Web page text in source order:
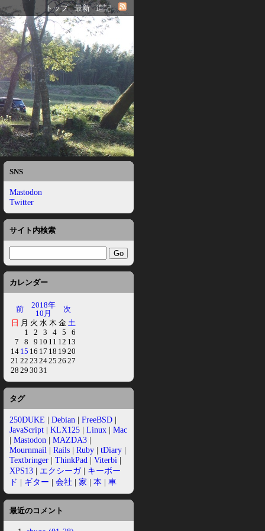
トップ 最新 追記
SNS
Mastodon
Twitter
サイト内検索
カレンダー
前
2018年
10月
次
日 月 火 水 木 金 土
1
2 3 4 5
6
7
8 9 10 11 12 13
14 15 16 17 18 19 20
21 22 23 2425 26 27
28 29 30 31
タグ
250DUKE | Debian | FreeBSD |
JavaScript | KLX125 | Linux | Mac
| Mastodon | MAZDA3 |
Mournmail | Rails | Ruby | tDiary |
Textbringer | ThinkPad | Viterbi |
XPS13 | エクシーガ| キーボー
ド | ギター | 会社 | 家 | 本 | 車
最近のコメント